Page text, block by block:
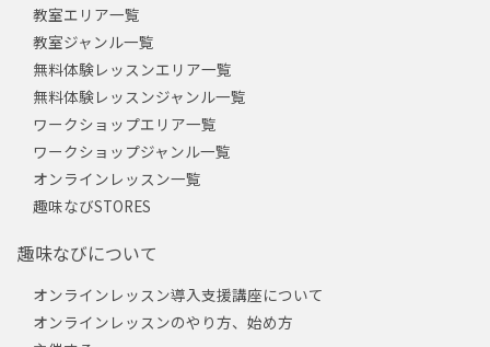
教室エリア一覧
教室ジャンル一覧
無料体験レッスンエリア一覧
無料体験レッスンジャンル一覧
ワークショップエリア一覧
ワークショップジャンル一覧
オンラインレッスン一覧
趣味なびSTORES
趣味なびについて
オンラインレッスン導入支援講座について
オンラインレッスンのやり方、始め方